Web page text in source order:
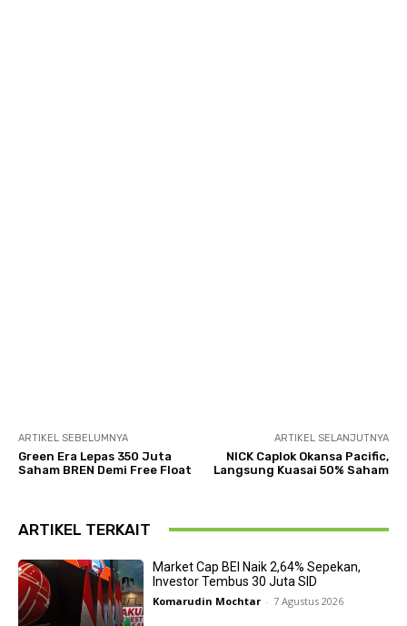
ARTIKEL SEBELUMNYA
Green Era Lepas 350 Juta
Saham BREN Demi Free Float
ARTIKEL SELANJUTNYA
NICK Caplok Okansa Pacific,
Langsung Kuasai 50% Saham
ARTIKEL TERKAIT
Market Cap BEI Naik 2,64% Sepekan,
Investor Tembus 30 Juta SID
Komarudin Mochtar - 7 Agustus 2026